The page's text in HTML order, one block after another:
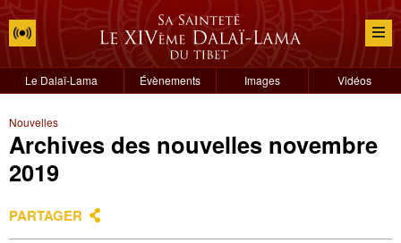
Le Dalaï-Lama Évènements Images Vidéos
Nouvelles
Archives des nouvelles novembre
2019
PARTAGER